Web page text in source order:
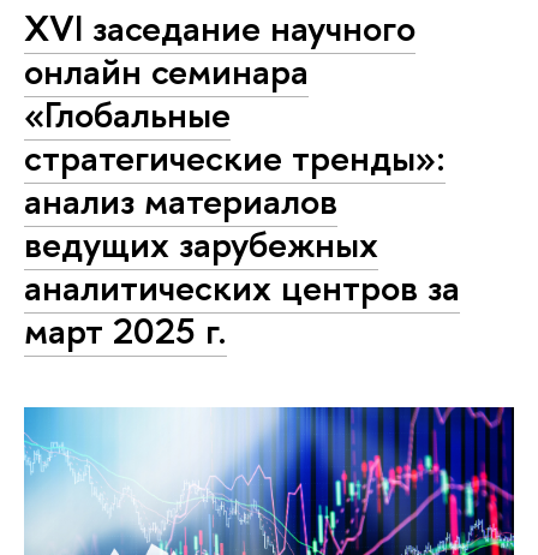
XVI заседание научного
онлайн семинара
«Глобальные
стратегические тренды»:
анализ материалов
ведущих зарубежных
аналитических центров за
март 2025 г.